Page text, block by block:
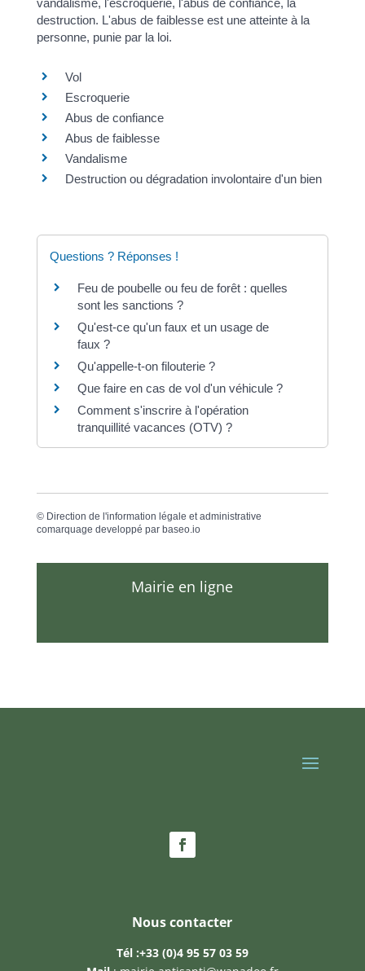
destruction. L'abus de faiblesse est une atteinte à la
personne, punie par la loi.
Vol
Escroquerie
Abus de confiance
Abus de faiblesse
Vandalisme
Destruction ou dégradation involontaire d'un bien
Questions ? Réponses !
Feu de poubelle ou feu de forêt : quelles
sont les sanctions ?
Qu'est-ce qu'un faux et un usage de
faux ?
Qu'appelle-t-on filouterie ?
Que faire en cas de vol d'un véhicule ?
Comment s'inscrire à l'opération
tranquillité vacances (OTV) ?
© Direction de l'information légale et administrative
comarquage developpé par baseo.io
Mairie en ligne
Nous contacter
Tél :+33 (0)4 95 57 03 59